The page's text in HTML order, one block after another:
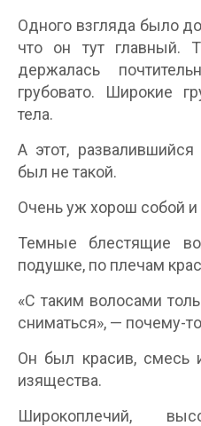
Одного взгляда было
что он тут главный.
держалась
грубовато. Широкие
тела.
А этот,
был не такой.
Очень уж хорош собой
Темные блестящие
подушке, по плечам
«С таким волосами
сниматься», — почему-
Он был красив, смесь
изящества.
Широкоплечий,